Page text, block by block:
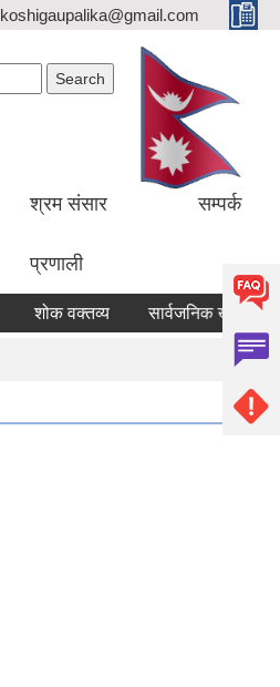
koshigaupalika@gmail.com
श्रम संसार
प्रणाली
सम्पर्क
शोक वक्तव्य सार्वजनिक खरिद